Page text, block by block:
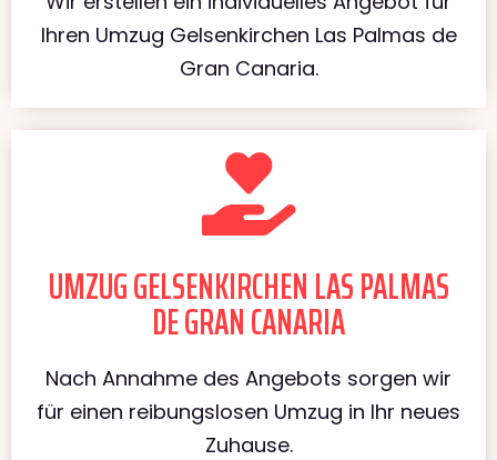
Ihren Umzug Gelsenkirchen Las Palmas de
Gran Canaria.
UMZUG GELSENKIRCHEN LAS PALMAS
DE GRAN CANARIA
Nach Annahme des Angebots sorgen wir
für einen reibungslosen Umzug in Ihr neues
Zuhause.